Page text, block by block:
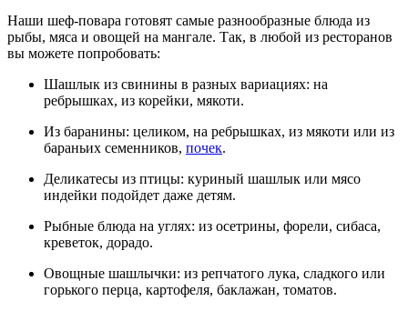
Наши шеф-повара готовят самые разнообразные блюда из
рыбы, мяса и овощей на мангале. Так, в любой из ресторанов
вы можете попробовать:
Шашлык из свинины в разных вариациях: на
ребрышках, из корейки, мякоти.
Из баранины: целиком, на ребрышках, из мякоти или из
бараньих семенников, почек.
Деликатесы из птицы: куриный шашлык или мясо
индейки подойдет даже детям.
Рыбные блюда на углях: из осетрины, форели, сибаса,
креветок, дорадо.
Овощные шашлычки: из репчатого лука, сладкого или
горького перца, картофеля, баклажан, томатов.